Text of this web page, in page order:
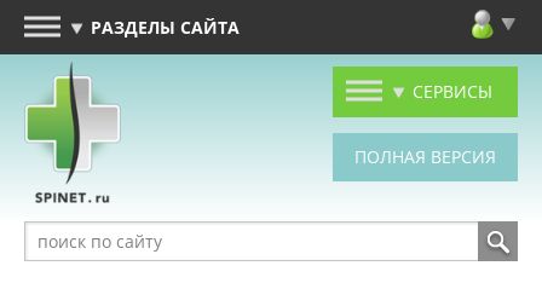
РАЗДЕЛЫ САЙТА
СЕРВИСЫ